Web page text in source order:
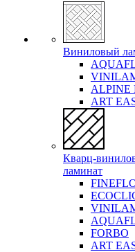
Виниловый
ALPINE
ART
Кварц-
ламинат
FORBO
ART